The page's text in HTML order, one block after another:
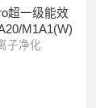
超一级能效